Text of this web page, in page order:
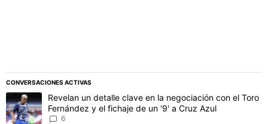
CONVERSACIONES ACTIVAS
Este listado muestra los artículos con más comentarios en los
Un artículo de tendencia con el título "Revelan un detalle clave
Revelan un detalle clave en la negociación con el Toro
Fernández y el fichaje de un '9' a Cruz Azul
6